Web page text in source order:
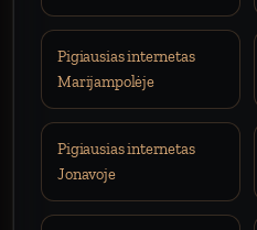
Pigiausias internetas
Marijampolėje
Pigiausias internetas
Jonavoje